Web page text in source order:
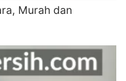
Murah dan